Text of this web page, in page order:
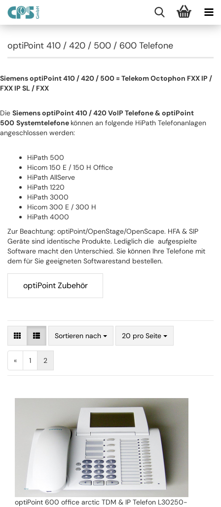
optiPoint 410 / 420 / 500 / 600 Telefone
Siemens optiPoint 410 / 420 / 500 = Telekom Octophon FXX IP /
FXX IP SL / FXX
Die SiemensoptiPoint 410 / 420 VoIP Telefone &optiPoint
500 Systemtelefone können an folgende HiPath Telefonanlagen
angeschlossen werden:
HiPath 500
Hicom 150 E / 150 H Office
HiPath AllServe
HiPath 1220
HiPath 3000
Hicom 300 E / 300 H
HiPath 4000
Zur Beachtung: optiPoint/OpenStage/OpenScape. HFA & SIP
Geräte sind identische Produkte. Lediglich die aufgespielte
Software macht den Unterschied. Sie können Ihre Telefone mit
dem für Sie geeigneten Softwarestand bestellen.
optiPoint Zubehör
Sortieren nach 20 pro Seite
« 1 2
optiPoint 600 office arctic TDM & IP Telefon L30250-